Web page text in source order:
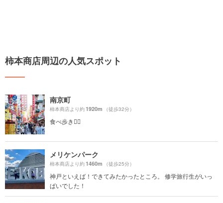
柿本商店周辺の人気スポット
南京町
柿本商店より約1920m （徒歩32分）
食べ歩き🚶‍♀️
メリケンパーク
柿本商店より約1460m （徒歩25分）
神戸といえば！できてみたかったところ。 修学旅行生がいっ
ぱいでした！